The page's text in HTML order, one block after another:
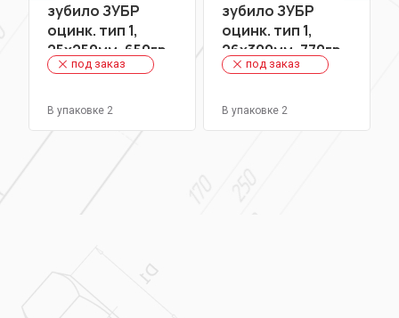
зубило ЗУБР
оцинк. тип 1,
25х250мм, 650гр
под заказ
В упаковке 2
зубило ЗУБР
оцинк. тип 1,
26х300мм, 770гр
под заказ
В упаковке 2